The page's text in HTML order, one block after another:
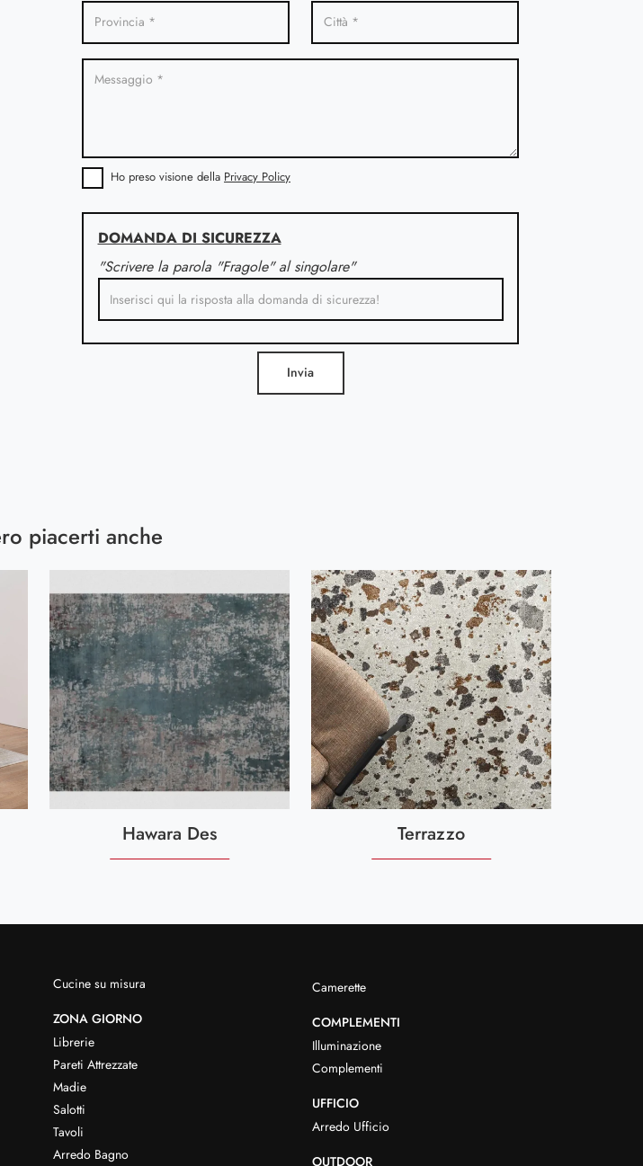
Ho preso visione della Privacy Policy
DOMANDA DI SICUREZZA
"Scrivere la parola "Fragole" al singolare"
Invia
piacerti anche
Hawara Des Terrazzo
Cucine su misura
ZONA GIORNO
Librerie
Pareti Attrezzate
Madie
Salotti
Tavoli
Arredo Bagno
Camerette
COMPLEMENTI
Illuminazione
Complementi
UFFICIO
Arredo Ufficio
OUTDOOR